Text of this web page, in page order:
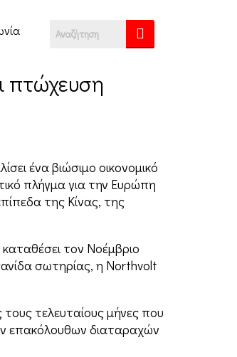
πτώχευση
ένα βιώσιμο οικονομικό
πλήγμα για την Ευρώπη
της Κίνας, της
τον Νοέμβριο
σωτηρίας, η Northvolt
τελευταίους μήνες που
επακόλουθων διαταραχών